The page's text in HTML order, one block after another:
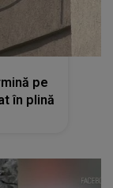
pe
în plină